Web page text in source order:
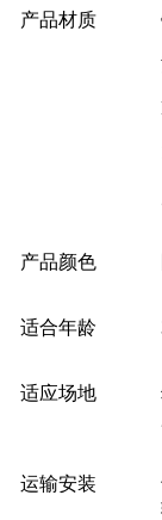
产品材质
产品颜色
适合年龄
适应场地
运输安装